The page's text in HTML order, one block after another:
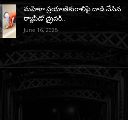
మహిళా ప్రయాణికురాలిపై దాడి చేసిన
ర్యాపిడో డ్రైవర్‌..
June 16, 2025